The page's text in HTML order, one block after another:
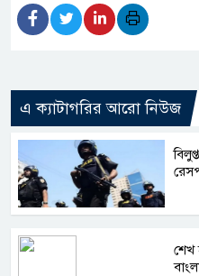
এ ক্যাটাগরির আরো নিউজ
শেখ